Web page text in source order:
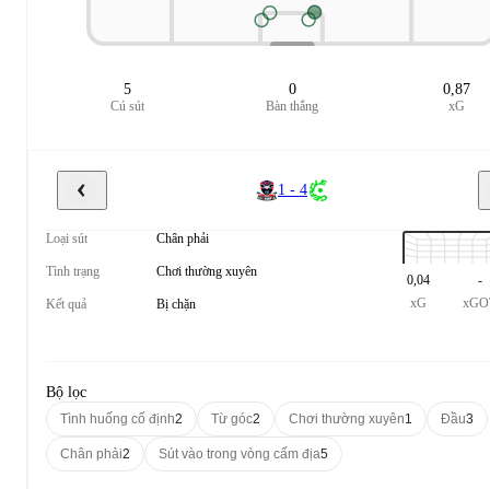
5
Cú sút
0
Bàn thắng
0,87
xG
1 - 4
Loại sút Chân phải
Tình trạng Chơi thường xuyên
Kết quả Bị chặn
0,04
xG
-
Bộ lọc
Tình huống cố định2 Từ góc2 Chơi thường xuyên1 Đầu3
Chân phải2 Sút vào trong vòng cấm địa5